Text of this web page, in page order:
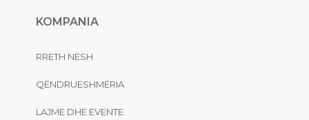
KOMPANIA
RRETH NESH
QËNDRUESHMËRIA
LAJME DHE EVENTE